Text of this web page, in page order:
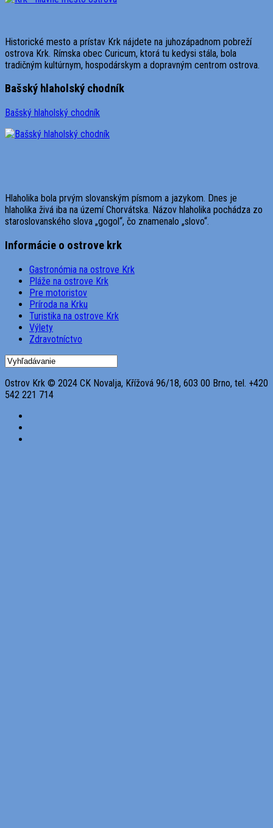
Historické mesto a prístav Krk nájdete na juhozápadnom pobreží
ostrova Krk. Rímska obec Curicum, ktorá tu kedysi stála, bola
tradičným kultúrnym, hospodárskym a dopravným centrom ostrova.
Bašský hlaholský chodník
Bašský hlaholský chodník
Hlaholika bola prvým slovanským písmom a jazykom. Dnes je
hlaholika živá iba na území Chorvátska. Názov hlaholika pochádza zo
staroslovanského slova „gogol“, čo znamenalo „slovo“.
Informácie o ostrove krk
Gastronómia na ostrove Krk
Pláže na ostrove Krk
Pre motoristov
Príroda na Krku
Turistika na ostrove Krk
Výlety
Zdravotníctvo
Ostrov Krk © 2024 CK Novalja, Křížová 96/18, 603 00 Brno, tel. +420
542 221 714